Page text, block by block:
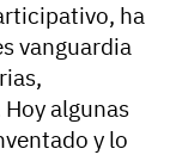
ha
vanguardia
algunas
y lo